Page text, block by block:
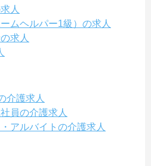
人
ムヘルパー1級）の求人
求人
介護求人
員の介護求人
アルバイトの介護求人